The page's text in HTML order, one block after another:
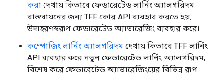
করা দেখায় কিভাবে ফেডারেটেড লার্নিং অ্যালগরিদম
বাস্তবায়নের জন্য TFF কোর API ব্যবহার করতে হয়,
উদাহরণস্বরূপ ফেডারেটেড অ্যাভারেজিং ব্যবহার করে।
কম্পোজিং লার্নিং অ্যালগরিদম দেখায় কিভাবে TFF লার্নিং
API ব্যবহার করে নতুন ফেডারেটেড লার্নিং অ্যালগরিদম,
বিশেষ করে ফেডারেটেড অ্যাভারেজিংয়ের বিভিন্ন রূপ